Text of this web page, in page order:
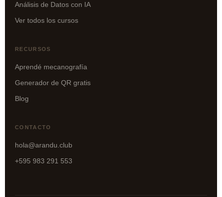
Análisis de Datos con IA
Ver todos los cursos
RECURSOS
Aprendé mecanografía
Generador de QR gratis
Blog
CONTACTO
hola@arandu.club
+595 983 291 553